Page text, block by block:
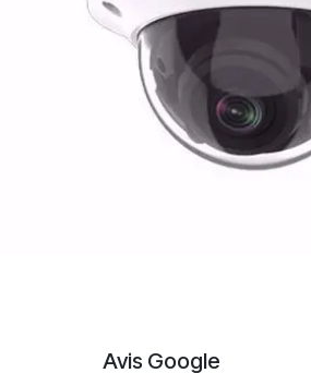
Avis Google